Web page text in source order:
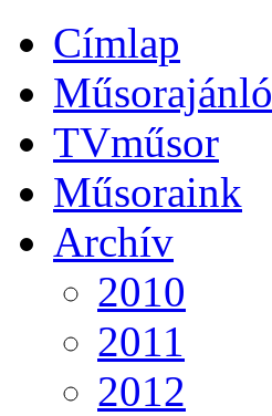
Címlap
Műsorajánló
TVműsor
Műsoraink
Archív
2010
2011
2012